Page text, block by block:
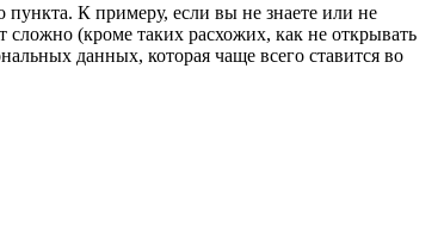
К примеру, если вы не знаете или не
сложно (кроме таких расхожих, как не открывать
данных, которая чаще всего ставится во